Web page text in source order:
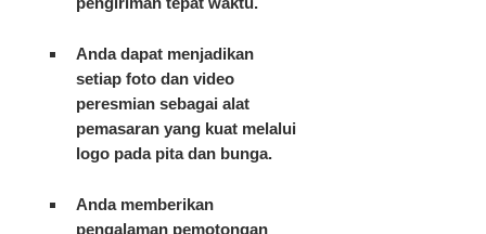
Anda dapat menjadikan
setiap foto dan video
peresmian sebagai alat
pemasaran yang kuat melalui
logo pada pita dan bunga.
Anda memberikan
pengalaman pemotongan